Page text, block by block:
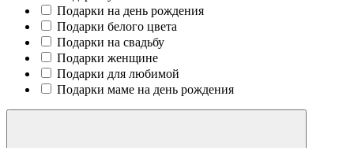
Подарки на день рождения
Подарки белого цвета
Подарки на свадьбу
Подарки женщине
Подарки для любимой
Подарки маме на день рождения